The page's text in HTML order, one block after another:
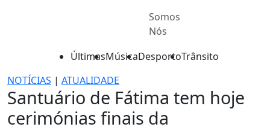
Somos
Nós
ÚltimasMúsicaDesportoTrânsito
NOTÍCIAS | ATUALIDADE
Santuário de Fátima tem hoje
cerimónias finais da